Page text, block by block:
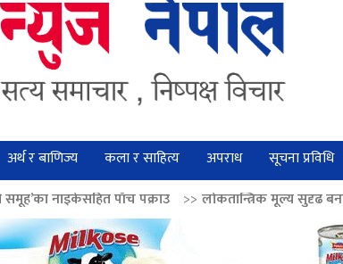
अर्थ र बाणिज्य कला र साहित्य अपराध सूचना प्रविधि
पाँच पक्राउ >>लोकतान्त्रिक मूल्य सुदृढ बनाउन अग्रज नेताको